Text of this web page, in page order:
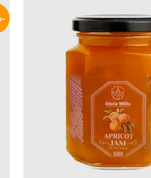
الأصلي
70 EGP.
59 EGP.
-16%